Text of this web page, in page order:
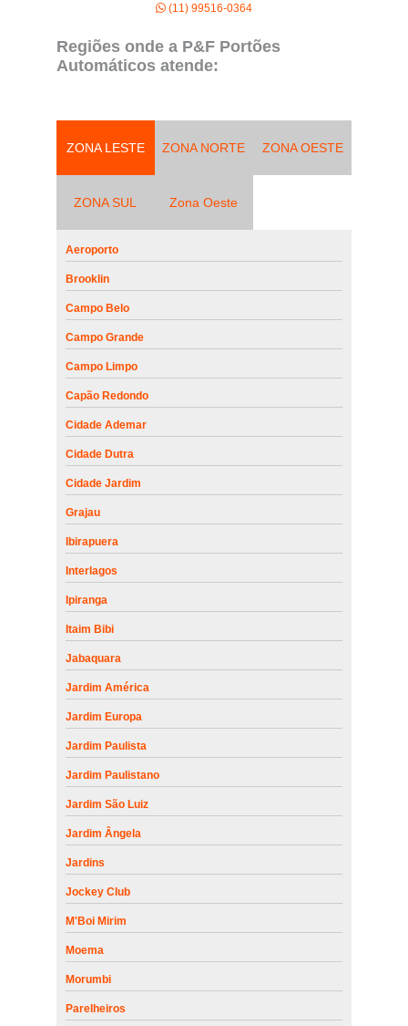
(11) 99516-0364
Regiões onde a P&F Portões
Automáticos atende:
ZONA LESTE ZONA NORTE ZONA OESTE
ZONA SUL Zona Oeste
Aeroporto
Brooklin
Campo Belo
Campo Grande
Campo Limpo
Capão Redondo
Cidade Ademar
Cidade Dutra
Cidade Jardim
Grajau
Ibirapuera
Interlagos
Ipiranga
Itaim Bibi
Jabaquara
Jardim América
Jardim Europa
Jardim Paulista
Jardim Paulistano
Jardim São Luiz
Jardim Ângela
Jardins
Jockey Club
M'Boi Mirim
Moema
Morumbi
Parelheiros